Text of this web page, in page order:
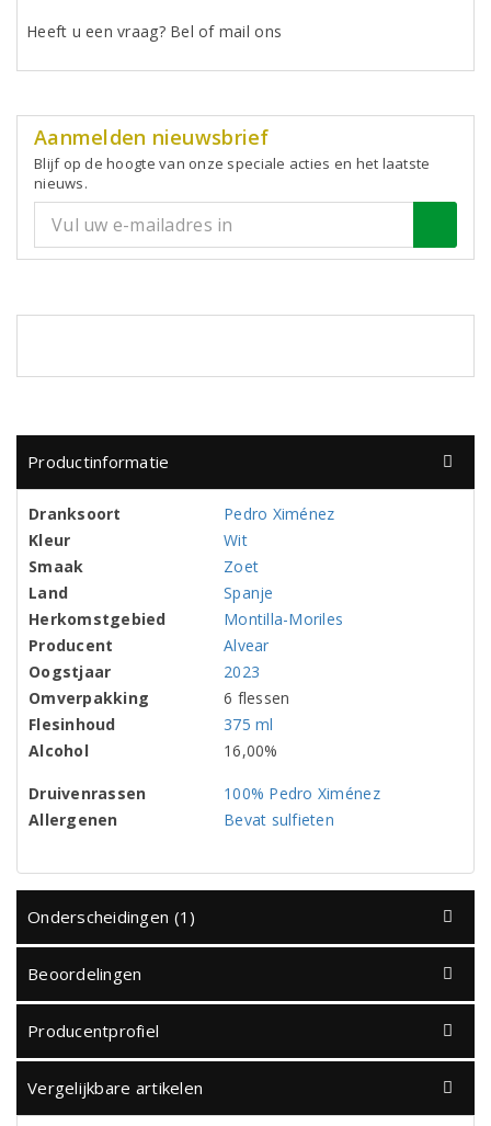
Heeft u een vraag? Bel of mail ons
Aanmelden nieuwsbrief
Blijf op de hoogte van onze speciale acties en het laatste
nieuws.
Productinformatie
Dranksoort
Pedro Ximénez
Kleur
Wit
Smaak
Zoet
Land
Spanje
Herkomstgebied
Montilla-Moriles
Producent
Alvear
Oogstjaar
2023
Omverpakking
6 flessen
Flesinhoud
375 ml
Alcohol
16,00%
Druivenrassen
100% Pedro Ximénez
Allergenen
Bevat sulfieten
Onderscheidingen (1)
Beoordelingen
Producentprofiel
Vergelijkbare artikelen